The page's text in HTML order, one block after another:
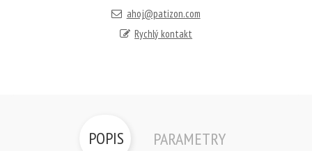
ahoj@patizon.com
Rychlý kontakt
POPIS PARAMETRY